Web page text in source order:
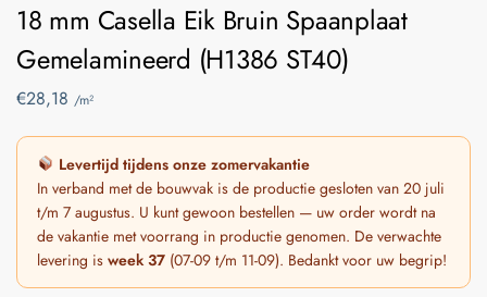
18 mm Casella Eik Bruin Spaanplaat
Gemelamineerd (H1386 ST40)
€28,18 /m²
Levertijd tijdens onze zomervakantie
In verband met de bouwvak is de productie gesloten van 20 juli
t/m 7 augustus. U kunt gewoon bestellen — uw order wordt na
de vakantie met voorrang in productie genomen. De verwachte
levering is week 37 (07-09 t/m 11-09). Bedankt voor uw begrip!